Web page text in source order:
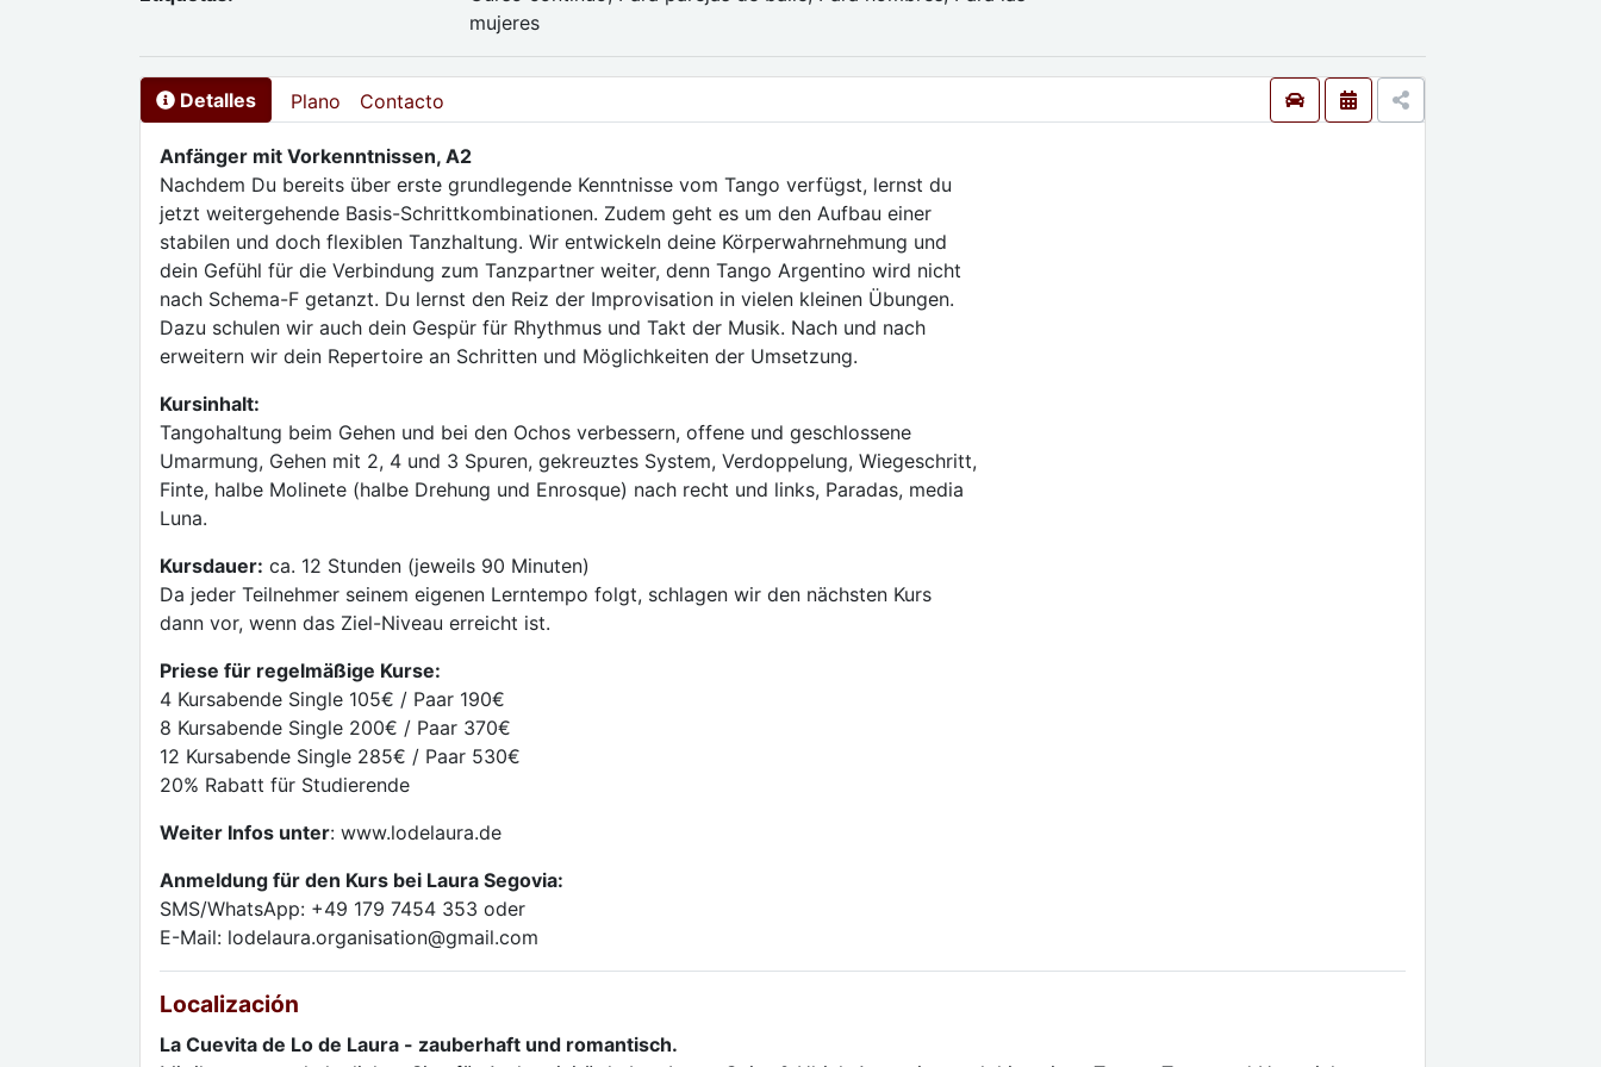
mujeres
Detalles Plano Contacto
Anfänger mit Vorkenntnissen, A2
Nachdem Du bereits über erste grundlegende Kenntnisse vom Tango verfügst, lernst du
jetzt weitergehende Basis-Schrittkombinationen. Zudem geht es um den Aufbau einer
stabilen und doch flexiblen Tanzhaltung. Wir entwickeln deine Körperwahrnehmung und
dein Gefühl für die Verbindung zum Tanzpartner weiter, denn Tango Argentino wird nicht
nach Schema-F getanzt. Du lernst den Reiz der Improvisation in vielen kleinen Übungen.
Dazu schulen wir auch dein Gespür für Rhythmus und Takt der Musik. Nach und nach
erweitern wir dein Repertoire an Schritten und Möglichkeiten der Umsetzung.
Kursinhalt:
Tangohaltung beim Gehen und bei den Ochos verbessern, offene und geschlossene
Umarmung, Gehen mit 2, 4 und 3 Spuren, gekreuztes System, Verdoppelung, Wiegeschritt,
Finte, halbe Molinete (halbe Drehung und Enrosque) nach recht und links, Paradas, media
Luna.
Kursdauer: ca. 12 Stunden (jeweils 90 Minuten)
Da jeder Teilnehmer seinem eigenen Lerntempo folgt, schlagen wir den nächsten Kurs
dann vor, wenn das Ziel-Niveau erreicht ist.
Priese für regelmäßige Kurse:
4 Kursabende Single 105€ / Paar 190€
8 Kursabende Single 200€ / Paar 370€
12 Kursabende Single 285€ / Paar 530€
20% Rabatt für Studierende
Weiter Infos unter: www.lodelaura.de
Anmeldung für den Kurs bei Laura Segovia:
SMS/WhatsApp: +49 179 7454 353 oder
E-Mail: lodelaura.organisation@gmail.com
Localización
La Cuevita de Lo de Laura - zauberhaft und romantisch.